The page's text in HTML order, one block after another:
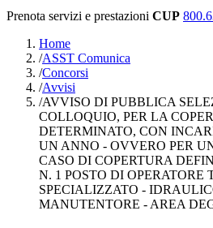
Prenota servizi e prestazioni CUP
Home
/ASST Comunica
/Concorsi
/Avvisi
/AVVISO DI PUBBLICA
COLLOQUIO, PER LA
DETERMINATO, CON
UN ANNO - OVVERO PER
CASO DI COPERTURA
N. 1 POSTO DI OPERATORE
SPECIALIZZATO -
MANUTENTORE - AREA